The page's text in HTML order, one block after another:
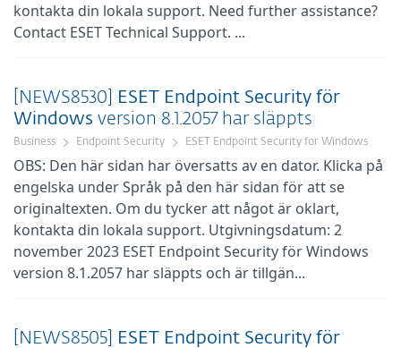
kontakta din lokala support. Need further assistance?
Contact ESET Technical Support. ...
[NEWS8530] ESET Endpoint Security för
Windows version 8.1.2057 har släppts
Business Endpoint Security ESET Endpoint Security for Windows
OBS: Den här sidan har översatts av en dator. Klicka på
engelska under Språk på den här sidan för att se
originaltexten. Om du tycker att något är oklart,
kontakta din lokala support. Utgivningsdatum: 2
november 2023 ESET Endpoint Security för Windows
version 8.1.2057 har släppts och är tillgän...
[NEWS8505] ESET Endpoint Security för